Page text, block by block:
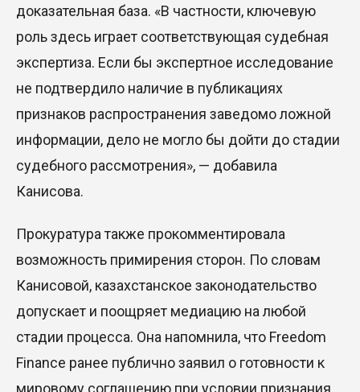
доказательная база. «В частности, ключевую
роль здесь играет соответствующая судебная
экспертиза. Если бы экспертное исследование
не подтвердило наличие в публикациях
признаков распространения заведомо ложной
информации, дело не могло бы дойти до стадии
судебного рассмотрения», — добавила
Канисова.
Прокуратура также прокомментировала
возможность примирения сторон. По словам
Канисовой, казахстанское законодательство
допускает и поощряет медиацию на любой
стадии процесса. Она напомнила, что Freedom
Finance ранее публично заявил о готовности к
мировому соглашению при условии признания